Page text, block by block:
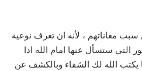
معاناتهم ، لأنه ان تعرف نوعية
التي ستسأل عنها امام الله اذا
يكتب الله لك الشفاء وبالكشف عن